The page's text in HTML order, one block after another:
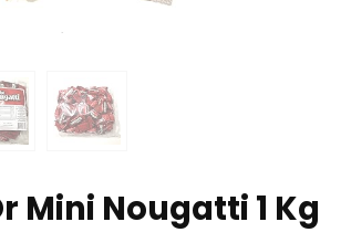
Mini Nougatti 1 Kg